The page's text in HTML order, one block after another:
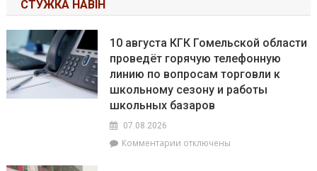
СТУЖКА НАВІН
10 августа КГК Гомельской области
проведёт горячую телефонную
линию по вопросам торговли к
школьному сезону и работы
школьных базаров
07.08.2026
Комментарии котключены